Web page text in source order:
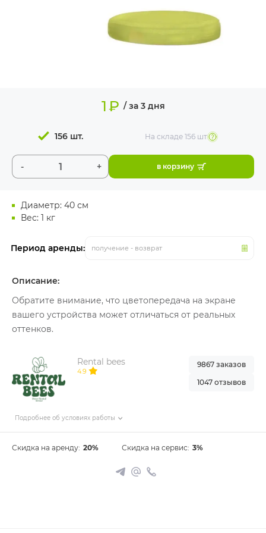
Диаметр: 40 см
Вес: 1 кг
Период аренды: получение - возврат
1₽ / за 3 дня
- +
156 шт. На складе156 шт
в корзину
Описание:
Обратите внимание, что цветопередача на экране
вашего устройства может отличаться от реальных
оттенков.
Rental bees
4.9
Подробнее об условиях работы
9867 заказов
1047 отзывов
Скидка на аренду: 20% Скидка на сервис: 3%